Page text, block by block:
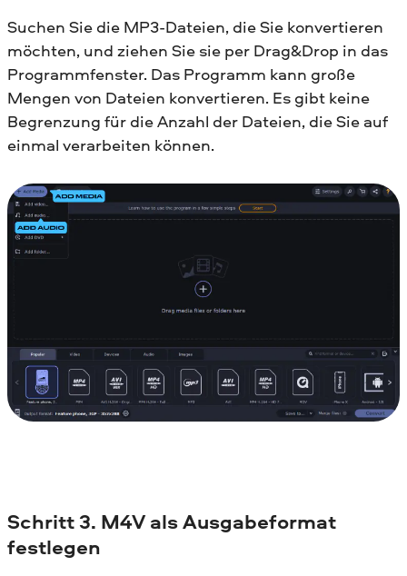
Suchen Sie die MP3-Dateien, die Sie konvertieren
möchten, und ziehen Sie sie per Drag&Drop in das
Programmfenster. Das Programm kann große
Mengen von Dateien konvertieren. Es gibt keine
Begrenzung für die Anzahl der Dateien, die Sie auf
einmal verarbeiten können.
Schritt 3. M4V als Ausgabeformat
festlegen